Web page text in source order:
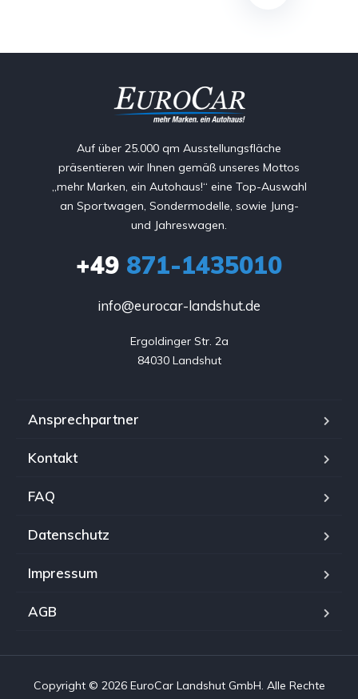
Auf über 25.000 qm Ausstellungsfläche
präsentieren wir Ihnen gemäß unseres Mottos
„mehr Marken, ein Autohaus!“ eine Top-Auswahl
an Sportwagen, Sondermodelle, sowie Jung-
und Jahreswagen.
+49 871-1435010
info@eurocar-landshut.de
Ergoldinger Str. 2a
84030 Landshut
Ansprechpartner
Kontakt
FAQ
Datenschutz
Impressum
AGB
Copyright © 2026 EuroCar Landshut GmbH. Alle Rechte